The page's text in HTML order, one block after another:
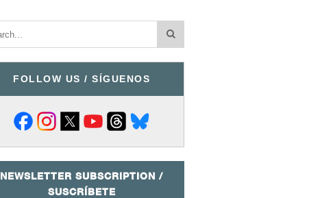
FOLLOW US / SÍGUENOS
NEWSLETTER SUBSCRIPTION /
SUSCRÍBETE